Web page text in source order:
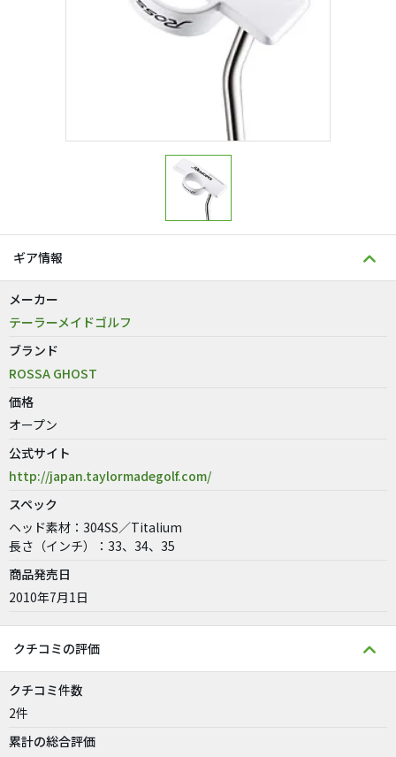
ギア情報
メーカー
テーラーメイドゴルフ
ブランド
ROSSA GHOST
価格
オープン
公式サイト
http://japan.taylormadegolf.com/
スペック
ヘッド素材：304SS／Titalium
長さ（インチ）：33、34、35
商品発売日
2010年7月1日
クチコミの評価
クチコミ件数
2件
累計の総合評価